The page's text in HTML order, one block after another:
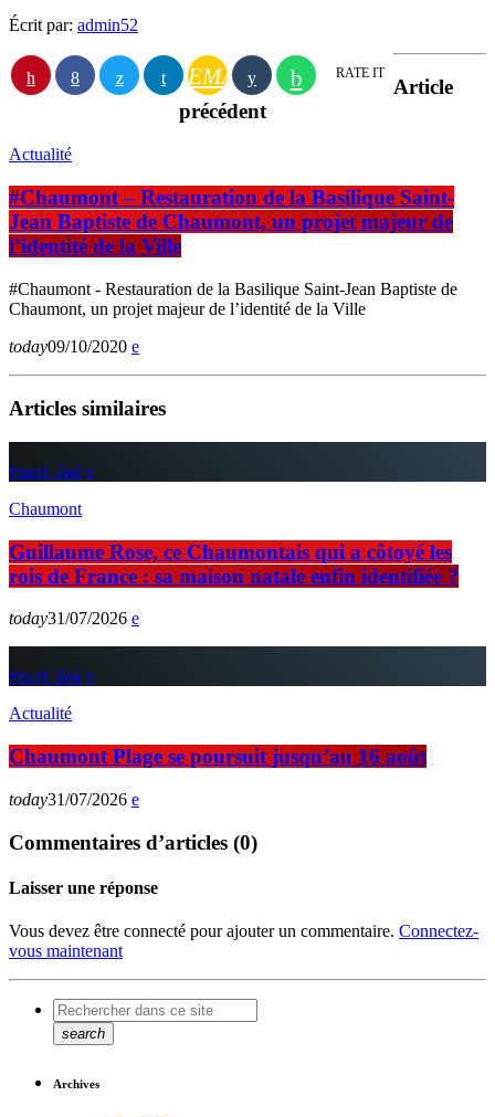
Écrit par: admin52
EMAIL RATE IT
Article
précédent
Actualité
#Chaumont – Restauration de la Basilique Saint-
Jean Baptiste de Chaumont, un projet majeur de
l’identité de la Ville
#Chaumont - Restauration de la Basilique Saint-Jean Baptiste de
Chaumont, un projet majeur de l’identité de la Ville
today09/10/2020
Articles similaires
insert_link
Chaumont
Guillaume Rose, ce Chaumontais qui a côtoyé les
rois de France : sa maison natale enfin identifiée ?
today31/07/2026
insert_link
Actualité
Chaumont Plage se poursuit jusqu’au 16 août
today31/07/2026
Commentaires d’articles (0)
Laisser une réponse
Vous devez être connecté pour ajouter un commentaire. Connectez-
vous maintenant
search
Archives